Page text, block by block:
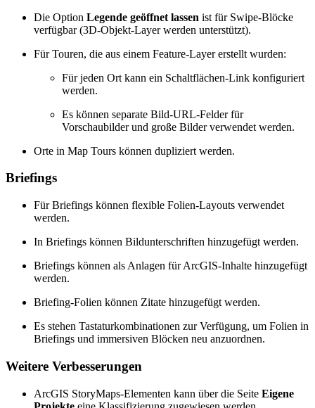
Die Option Legende geöffnet lassen ist für Swipe-Blöcke
verfügbar (3D-Objekt-Layer werden unterstützt).
Für Touren, die aus einem Feature-Layer erstellt wurden:
Für jeden Ort kann ein Schaltflächen-Link konfiguriert
werden.
Es können separate Bild-URL-Felder für
Vorschaubilder und große Bilder verwendet werden.
Orte in Map Tours können dupliziert werden.
Briefings
Für Briefings können flexible Folien-Layouts verwendet
werden.
In Briefings können Bildunterschriften hinzugefügt werden.
Briefings können als Anlagen für ArcGIS-Inhalte hinzugefügt
werden.
Briefing-Folien können Zitate hinzugefügt werden.
Es stehen Tastaturkombinationen zur Verfügung, um Folien in
Briefings und immersiven Blöcken neu anzuordnen.
Weitere Verbesserungen
ArcGIS StoryMaps-Elementen kann über die Seite Eigene